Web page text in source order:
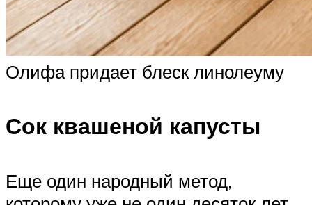
Олифа придает блеск линолеуму
Сок квашеной капусты
Еще один народный метод,